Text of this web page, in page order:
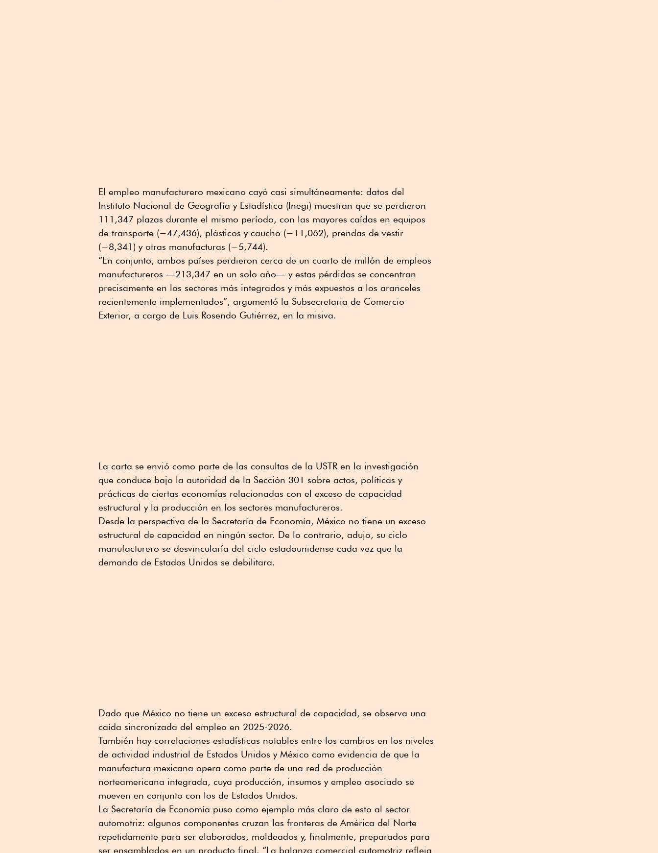
El empleo manufacturero mexicano cayó casi simultáneamente: datos del
Instituto Nacional de Geografía y Estadística (Inegi) muestran que se perdieron
111,347 plazas durante el mismo período, con las mayores caídas en equipos
de transporte (−47,436), plásticos y caucho (−11,062), prendas de vestir
(−8,341) y otras manufacturas (−5,744).
“En conjunto, ambos países perdieron cerca de un cuarto de millón de empleos
manufactureros —213,347 en un solo año— y estas pérdidas se concentran
precisamente en los sectores más integrados y más expuestos a los aranceles
recientemente implementados”, argumentó la Subsecretaria de Comercio
Exterior, a cargo de Luis Rosendo Gutiérrez, en la misiva.
La carta se envió como parte de las consultas de la USTR en la investigación
que conduce bajo la autoridad de la Sección 301 sobre actos, políticas y
prácticas de ciertas economías relacionadas con el exceso de capacidad
estructural y la producción en los sectores manufactureros.
Desde la perspectiva de la Secretaría de Economía, México no tiene un exceso
estructural de capacidad en ningún sector. De lo contrario, adujo, su ciclo
manufacturero se desvincularía del ciclo estadounidense cada vez que la
demanda de Estados Unidos se debilitara.
Dado que México no tiene un exceso estructural de capacidad, se observa una
caída sincronizada del empleo en 2025-2026.
También hay correlaciones estadísticas notables entre los cambios en los niveles
de actividad industrial de Estados Unidos y México como evidencia de que la
manufactura mexicana opera como parte de una red de producción
norteamericana integrada, cuya producción, insumos y empleo asociado se
mueven en conjunto con los de Estados Unidos.
La Secretaría de Economía puso como ejemplo más claro de esto al sector
automotriz: algunos componentes cruzan las fronteras de América del Norte
repetidamente para ser elaborados, moldeados y, finalmente, preparados para
ser ensamblados en un producto final. “La balanza comercial automotriz refleja